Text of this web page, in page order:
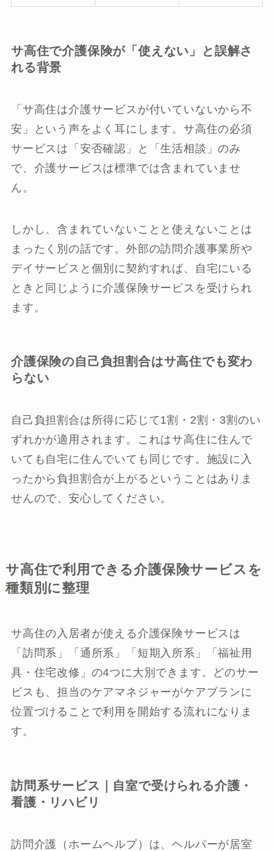
サ高住で介護保険が「使えない」と誤解さ
れる背景
「サ高住は介護サービスが付いていないから不
安」という声をよく耳にします。サ高住の必須
サービスは「安否確認」と「生活相談」のみ
で、介護サービスは標準では含まれていませ
ん。
しかし、含まれていないことと使えないことは
まったく別の話です。外部の訪問介護事業所や
デイサービスと個別に契約すれば、自宅にいる
ときと同じように介護保険サービスを受けられ
ます。
介護保険の自己負担割合はサ高住でも変わ
らない
自己負担割合は所得に応じて1割・2割・3割のい
ずれかが適用されます。これはサ高住に住んで
いても自宅に住んでいても同じです。施設に入
ったから負担割合が上がるということはありま
せんので、安心してください。
サ高住で利用できる介護保険サービスを
種類別に整理
サ高住の入居者が使える介護保険サービスは
「訪問系」「通所系」「短期入所系」「福祉用
具・住宅改修」の4つに大別できます。どのサー
ビスも、担当のケアマネジャーがケアプランに
位置づけることで利用を開始する流れになりま
す。
訪問系サービス｜自室で受けられる介護・
看護・リハビリ
訪問介護（ホームヘルプ）は、ヘルパーが居室